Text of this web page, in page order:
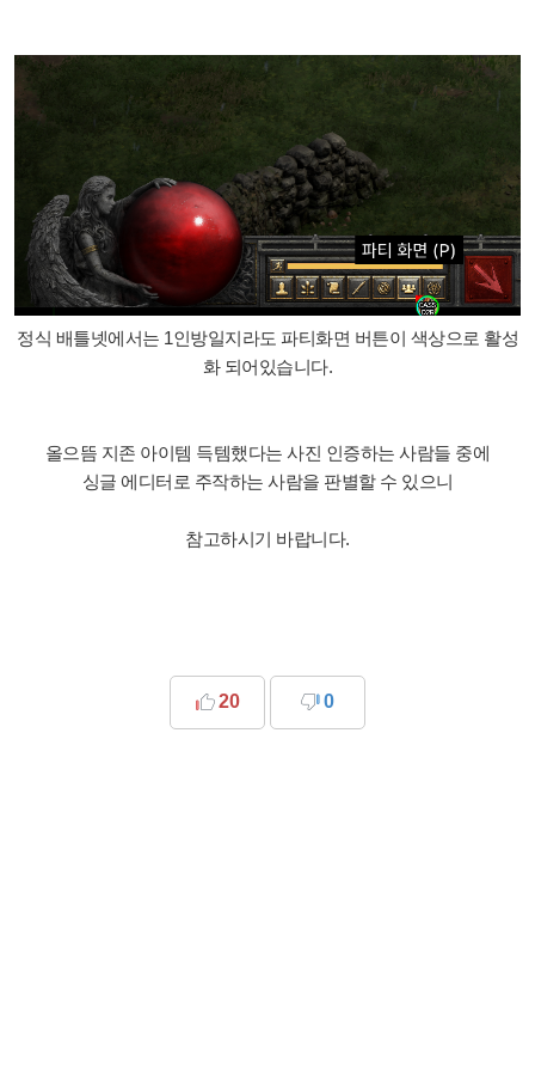
정식 배틀넷에서는 1인방일지라도 파티화면 버튼이 색상으로 활성
화 되어있습니다.
올으뜸 지존 아이템 득템했다는 사진 인증하는 사람들 중에
싱글 에디터로 주작하는 사람을 판별할 수 있으니
참고하시기 바랍니다.
20 0